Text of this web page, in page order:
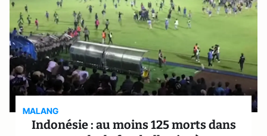
MALANG
Indonésie : au moins 125 morts dans